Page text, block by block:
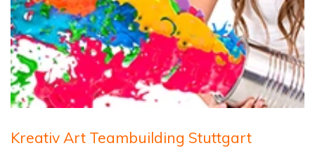
Kreativ Art Teambuilding Stuttgart